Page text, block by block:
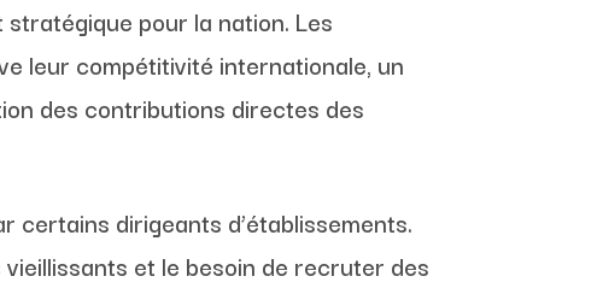
pour la nation. Les
leur compétitivité internationale, un
des contributions directes des
certains dirigeants d’établissements.
et le besoin de recruter des